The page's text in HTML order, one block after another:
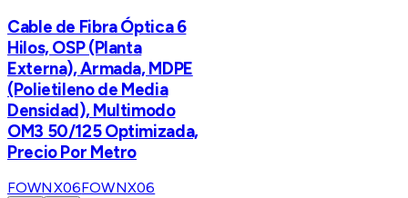
Cable de Fibra Óptica 6
Hilos, OSP (Planta
Externa), Armada, MDPE
(Polietileno de Media
Densidad), Multimodo
OM3 50/125 Optimizada,
Precio Por Metro
FOWNX06FOWNX06